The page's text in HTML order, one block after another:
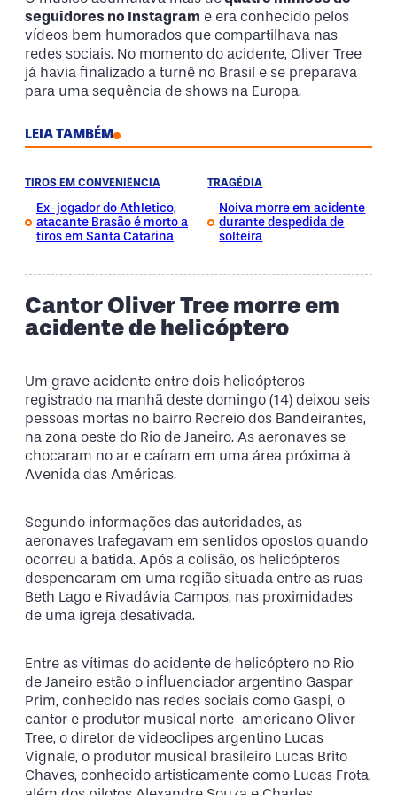
seguidores no Instagram e era conhecido pelos
vídeos bem humorados que compartilhava nas
redes sociais. No momento do acidente, Oliver Tree
já havia finalizado a turnê no Brasil e se preparava
para uma sequência de shows na Europa.
LEIA TAMBÉM
TIROS EM CONVENIÊNCIA
Ex-jogador do Athletico,
atacante Brasão é morto a
tiros em Santa Catarina
TRAGÉDIA
Noiva morre em acidente
durante despedida de
solteira
Cantor Oliver Tree morre em
acidente de helicóptero
Um grave acidente entre dois helicópteros
registrado na manhã deste domingo (14) deixou seis
pessoas mortas no bairro Recreio dos Bandeirantes,
na zona oeste do Rio de Janeiro. As aeronaves se
chocaram no ar e caíram em uma área próxima à
Avenida das Américas.
Segundo informações das autoridades, as
aeronaves trafegavam em sentidos opostos quando
ocorreu a batida. Após a colisão, os helicópteros
despencaram em uma região situada entre as ruas
Beth Lago e Rivadávia Campos, nas proximidades
de uma igreja desativada.
Entre as vítimas do acidente de helicóptero no Rio
de Janeiro estão o influenciador argentino Gaspar
Prim, conhecido nas redes sociais como Gaspi, o
cantor e produtor musical norte-americano Oliver
Tree, o diretor de videoclipes argentino Lucas
Vignale, o produtor musical brasileiro Lucas Brito
Chaves, conhecido artisticamente como Lucas Frota,